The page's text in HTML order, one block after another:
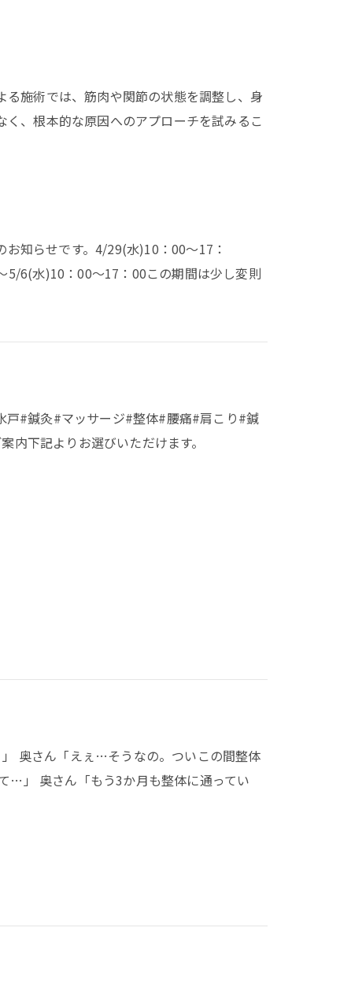
施術では、筋肉や関節の状態を調整し、身
、根本的な原因へのアプローチを試みるこ
知らせです。4/29(水)10：00～17：
6(水)10：00～17：00この期間は少し変則
#鍼灸#マッサージ#整体#腰痛#肩こり#鍼
内下記よりお選びいただけます。
奥さん「えぇ…そうなの。ついこの間整体
…」 奥さん「もう3か月も整体に通ってい